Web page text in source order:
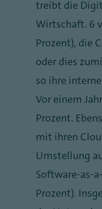
treibt die
Wirtschaft. 6
Prozent), die
oder dies
so ihre
Vor einem
Prozent.
mit ihren
Umstellung
Software-as-
Prozent).